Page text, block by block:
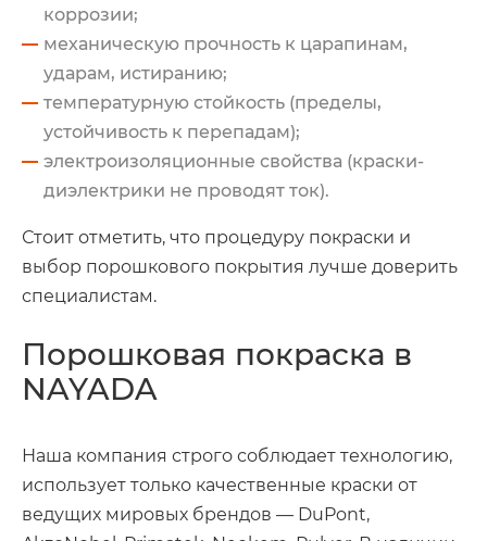
коррозии;
механическую прочность к царапинам,
ударам, истиранию;
температурную стойкость (пределы,
устойчивость к перепадам);
электроизоляционные свойства (краски-
диэлектрики не проводят ток).
Стоит отметить, что процедуру покраски и
выбор порошкового покрытия лучше доверить
специалистам.
Порошковая покраска в
NAYADA
Наша компания строго соблюдает технологию,
использует только качественные краски от
ведущих мировых брендов — DuPont,